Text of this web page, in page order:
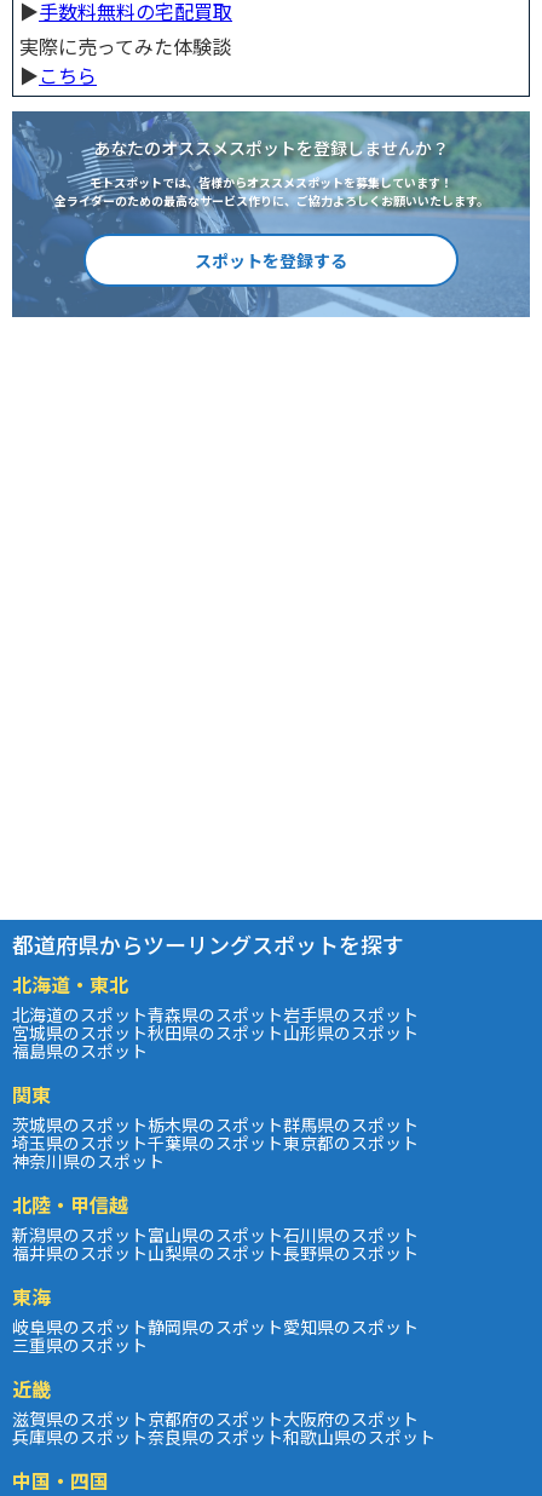
▶︎手数料無料の宅配買取
実際に売ってみた体験談
▶︎こちら
あなたのオススメスポットを登録しませんか？
モトスポットでは、皆様からオススメスポットを募集しています！
全ライダーのための最高なサービス作りに、ご協力よろしくお願いいたします。
スポットを登録する
都道府県からツーリングスポットを探す
北海道・東北
北海道のスポット青森県のスポット岩手県のスポット
宮城県のスポット秋田県のスポット山形県のスポット
福島県のスポット
関東
茨城県のスポット栃木県のスポット群馬県のスポット
埼玉県のスポット千葉県のスポット東京都のスポット
神奈川県のスポット
北陸・甲信越
新潟県のスポット富山県のスポット石川県のスポット
福井県のスポット山梨県のスポット長野県のスポット
東海
岐阜県のスポット静岡県のスポット愛知県のスポット
三重県のスポット
近畿
滋賀県のスポット京都府のスポット大阪府のスポット
兵庫県のスポット奈良県のスポット和歌山県のスポット
中国・四国